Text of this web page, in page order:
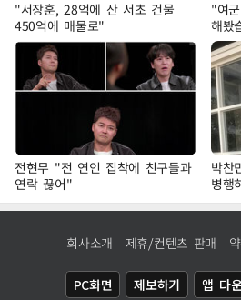
"서장훈, 28억에 산 서초 건물
450억에 매물로"
"여
해봤
'완
전현무 "전 연인 집착에 친구들과
연락 끊어"
박찬
병행
회사소개 제휴/컨텐츠 판매
PC화면 제보하기 앱 다